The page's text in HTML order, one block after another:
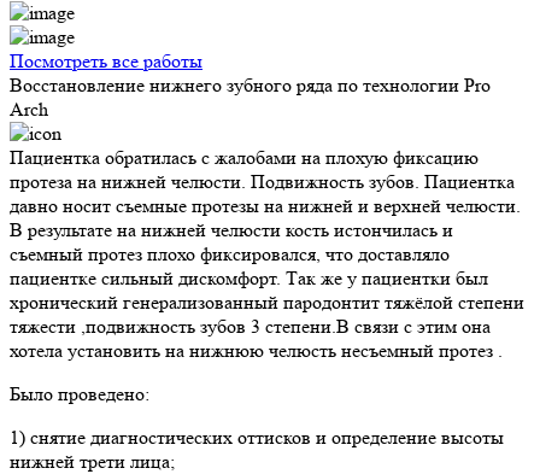
Посмотреть все работы
Восстановление нижнего зубного ряда по технологии Pro
Arch
Пациентка обратилась с жалобами на плохую фиксацию
протеза на нижней челюсти. Подвижность зубов. Пациентка
давно носит съемные протезы на нижней и верхней челюсти.
В результате на нижней челюсти кость истончилась и
съемный протез плохо фиксировался, что доставляло
пациентке сильный дискомфорт. Так же у пациентки был
хронический генерализованный пародонтит тяжёлой степени
тяжести ,подвижность зубов 3 степени.В связи с этим она
хотела установить на нижнюю челюсть несъемный протез .
Было проведено:
1) снятие диагностических оттисков и определение высоты
нижней трети лица;